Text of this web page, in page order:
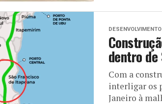
feira (10), um trecho de 3,1
Kennedy, no litoral Sul do Espírito
DESENVOLVIMENTO
dentro de
Com a
interligar os
Janeiro à